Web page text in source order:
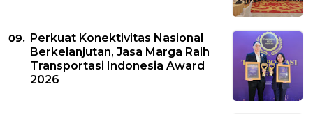
Perkuat Konektivitas Nasional
Berkelanjutan, Jasa Marga Raih
Transportasi Indonesia Award
2026